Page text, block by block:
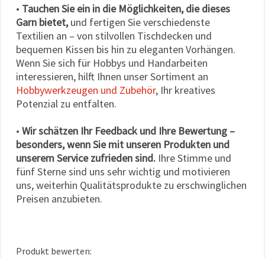
• Tauchen Sie ein in die Möglichkeiten, die dieses
Garn bietet,und fertigen Sie verschiedenste
Textilien an – von stilvollen Tischdecken und
bequemen Kissen bis hin zu eleganten Vorhängen.
Wenn Sie sich für Hobbys und Handarbeiten
interessieren, hilft Ihnen unser Sortiment an
Hobbywerkzeugen und Zubehör, Ihr kreatives
Potenzial zu entfalten.
• Wir schätzen Ihr Feedback und Ihre Bewertung –
besonders, wenn Sie mit unseren Produkten und
unserem Service zufrieden sind. Ihre Stimme und
fünf Sterne sind uns sehr wichtig und motivieren
uns, weiterhin Qualitätsprodukte zu erschwinglichen
Preisen anzubieten.
Produkt bewerten: